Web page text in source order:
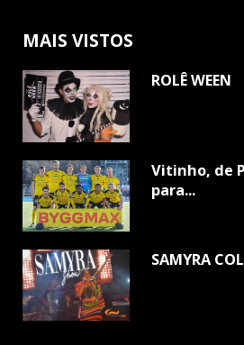
MAIS VISTOS
ROLÊ WEEN
Vitinho, de
para...
SAMYRA